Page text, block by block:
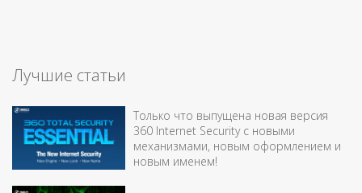
Лучшие статьи
Только что выпущена новая версия
360 Internet Security с новыми
механизмами, новым оформлением и
новым именем!